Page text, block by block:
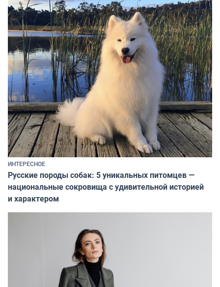
ИНТЕРЕСНОЕ
Русские породы собак: 5 уникальных питомцев —
национальные сокровища с удивительной историей
и характером